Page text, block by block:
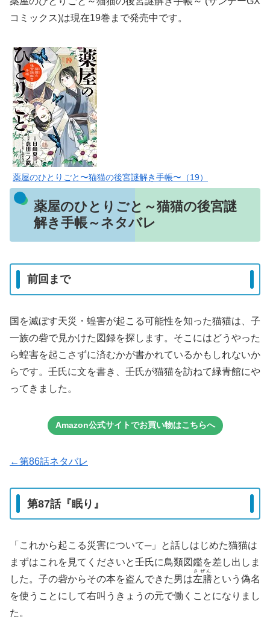
コミックス)は現在19巻まで発売中です。
薬屋のひとりごと〜猫猫の後宮謎解き手帳〜（19）
薬屋のひとりごと～猫猫の後宮謎
解き手帳～ネタバレ
前回まで
国を滅ぼす天災・蝗害が起こる可能性を知った猫猫は、子
一族の砦で見かけた図録を探します。そこにはどうやった
ら蝗害を起こさずに済むかが書かれているかもしれないか
らです。壬氏に文を書き、壬氏が猫猫を訪ねて緑青館にや
ってきました。
Amazon公式サイトでお買い物はこちらへ
←第86話ネタバレ
第87話『眠り』
「これから起こる災害について─」と話しはじめた猫猫は
まずはこれを見てくださいと壬氏に鳥類図鑑を差し出しま
した。子の砦からその本を盗んできた男は左膳
さぜん
という偽名
を使うことにして右叫うきょうの元で働くことになりまし
た。